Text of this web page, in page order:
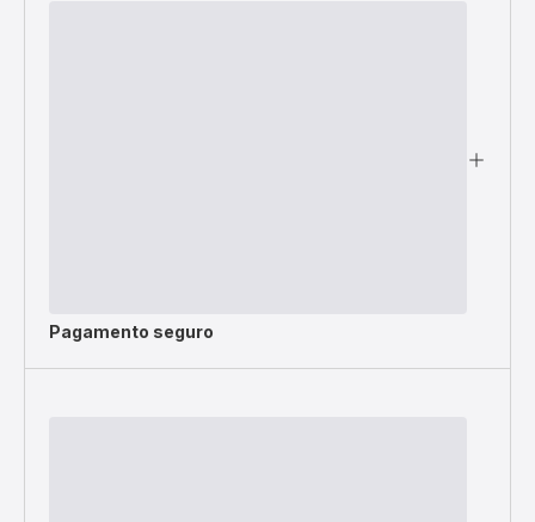
Pagamento seguro